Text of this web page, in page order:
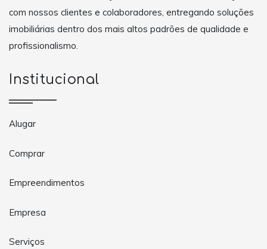
com nossos clientes e colaboradores, entregando soluções
imobiliárias dentro dos mais altos padrões de qualidade e
profissionalismo.
Institucional
Alugar
Comprar
Empreendimentos
Empresa
Serviços